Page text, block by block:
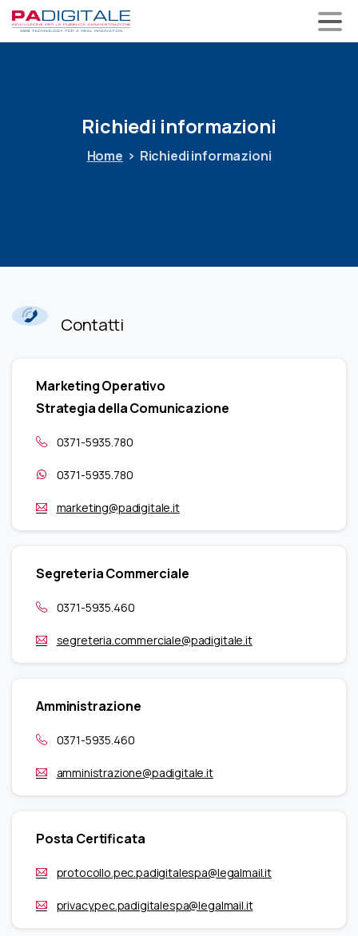
Richiedi informazioni
Home Richiedi informazioni
Contatti
Marketing Operativo
Strategia della Comunicazione
0371-5935.780
0371-5935.780
marketing@padigitale.it
Segreteria Commerciale
0371-5935.460
segreteria.commerciale@padigitale.it
Amministrazione
0371-5935.460
amministrazione@padigitale.it
Posta Certificata
protocollo.pec.padigitalespa@legalmail.it
privacy.pec.padigitalespa@legalmail.it